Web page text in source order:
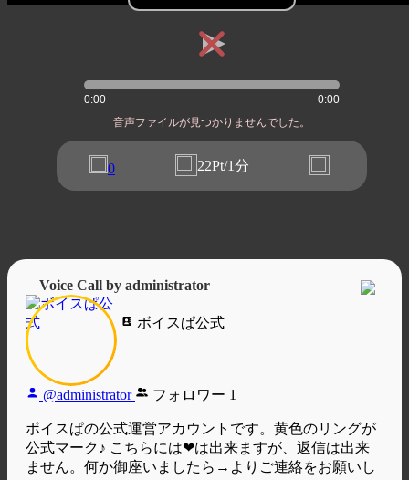
0:00
0:00
音声ファイルが見つかりませんでした。
0 22Pt/1分
Voice Call by administrator
ボイスぱ公式
@administrator フォロワー 1
ボイスぱの公式運営アカウントです。黄色のリングが
公式マーク♪ こちらには❤は出来ますが、返信は出来
ません。何か御座いましたら→よりご連絡をお願いし